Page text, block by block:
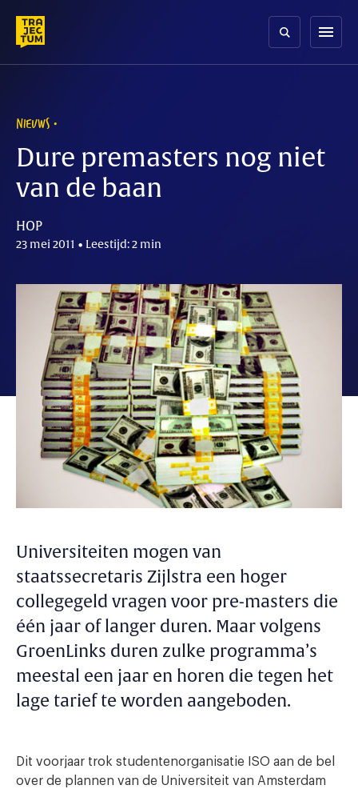
content
menu
NIEUWS
Dure premasters nog niet
van de baan
HOP
23 mei 2011 • Leestijd: 2 min
Universiteiten mogen van
staatssecretaris Zijlstra een hoger
collegegeld vragen voor pre-masters die
één jaar of langer duren. Maar volgens
GroenLinks duren zulke programma’s
meestal een jaar en horen die tegen het
lage tarief te worden aangeboden.
Dit voorjaar trok studentenorganisatie ISO aan de bel
over de plannen van de Universiteit van Amsterdam